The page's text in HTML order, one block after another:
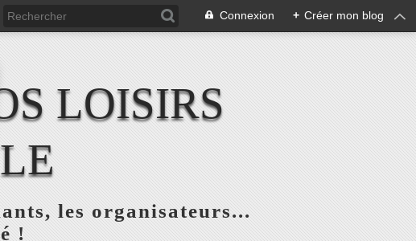
Connexion + Créer mon blog
LOISIRS
les organisateurs...
!